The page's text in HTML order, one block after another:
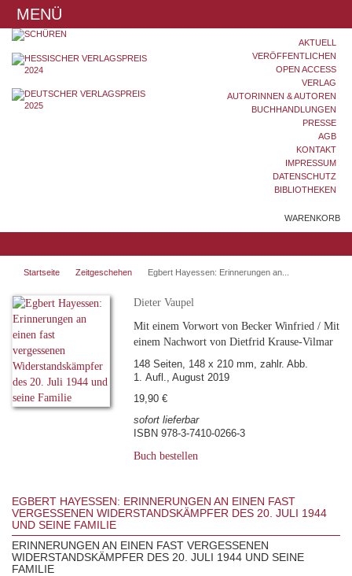
MENÜ
AKTUELL
VERÖFFENTLICHEN
OPEN ACCESS
VERLAG
AUTORINNEN & AUTOREN
BUCHHANDLUNGEN
PRESSE
AGB
KONTAKT
IMPRESSUM
DATENSCHUTZ
BIBLIOTHEKEN
WARENKORB
Startseite Zeitgeschehen Egbert Hayessen: Erinnerungen an...
Dieter Vaupel
Mit einem Vorwort von Becker Winfried / Mit
einem Nachwort von Dietfrid Krause-Vilmar
148 Seiten, 148 x 210 mm, zahlr. Abb.
1. Aufl., August 2019
19,90 €
sofort lieferbar
ISBN 978-3-7410-0266-3
Buch bestellen
EGBERT HAYESSEN: ERINNERUNGEN AN EINEN FAST
VERGESSENEN WIDERSTANDSKÄMPFER DES 20. JULI 1944
UND SEINE FAMILIE
ERINNERUNGEN AN EINEN FAST VERGESSENEN
WIDERSTANDSKÄMPFER DES 20. JULI 1944 UND SEINE
FAMILIE